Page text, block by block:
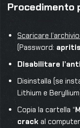
Procedimento
Scaricare
(Password:
Disabilitare
Disinstalla (se
Lithium e
Copia la cartella “
crack al